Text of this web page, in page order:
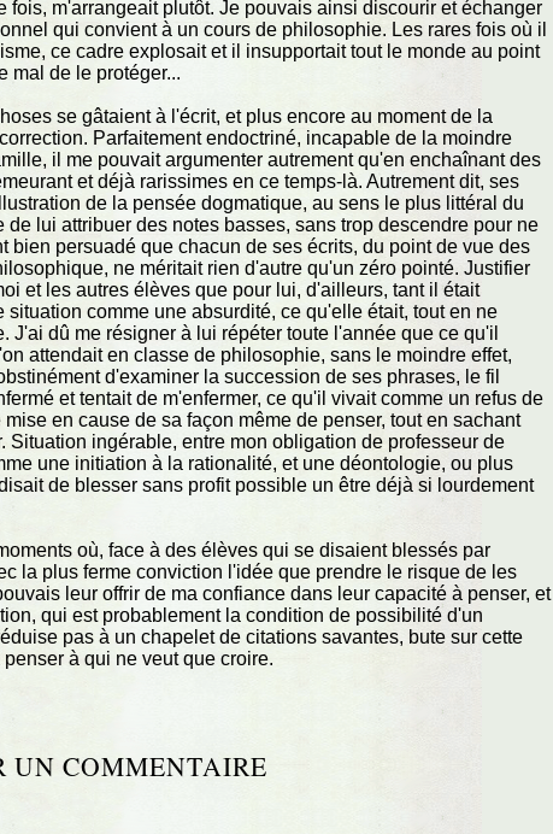
fois, m'arrangeait plutôt. Je pouvais ainsi discourir et échanger
qui convient à un cours de philosophie. Les rares fois où il
ce cadre explosait et il insupportait tout le monde au point
mal de le protéger...
se gâtaient à l'écrit, et plus encore au moment de la
Parfaitement endoctriné, incapable de la moindre
il me pouvait argumenter autrement qu'en enchaînant des
et déjà rarissimes en ce temps-là. Autrement dit, ses
de la pensée dogmatique, au sens le plus littéral du
lui attribuer des notes basses, sans trop descendre pour ne
bien persuadé que chacun de ses écrits, du point de vue des
ne méritait rien d'autre qu'un zéro pointé. Justifier
et les autres élèves que pour lui, d'ailleurs, tant il était
comme une absurdité, ce qu'elle était, tout en ne
J'ai dû me résigner à lui répéter toute l'année que ce qu'il
attendait en classe de philosophie, sans le moindre effet,
d'examiner la succession de ses phrases, le fil
et tentait de m'enfermer, ce qu'il vivait comme un refus de
en cause de sa façon même de penser, tout en sachant
ingérable, entre mon obligation de professeur de
une initiation à la rationalité, et une déontologie, ou plus
de blesser sans profit possible un être déjà si lourdement
où, face à des élèves qui se disaient blessés par
la plus ferme conviction l'idée que prendre le risque de les
leur offrir de ma confiance dans leur capacité à penser, et
qui est probablement la condition de possibilité d'un
pas à un chapelet de citations savantes, bute sur cette
à qui ne veut que croire.
UN COMMENTAIRE